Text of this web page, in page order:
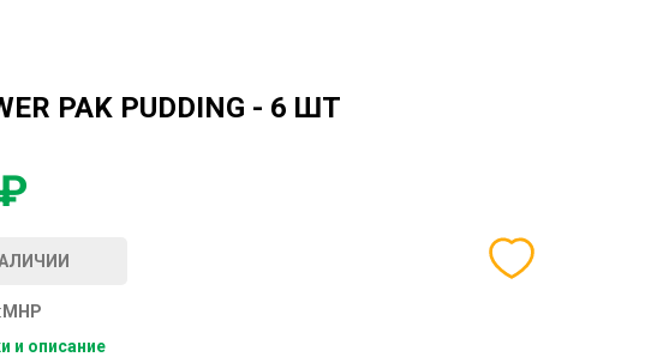
PAK PUDDING - 6 ШТ
MHP
и описание